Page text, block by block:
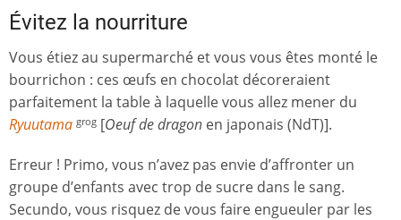
Évitez la nourriture
Vous étiez au supermarché et vous vous êtes monté le
bourrichon : ces œufs en chocolat décoreraient
parfaitement la table à laquelle vous allez mener du
Ryuutama grog [Oeuf de dragon en japonais (NdT)].
Erreur ! Primo, vous n’avez pas envie d’affronter un
groupe d’enfants avec trop de sucre dans le sang.
Secundo, vous risquez de vous faire engueuler par les